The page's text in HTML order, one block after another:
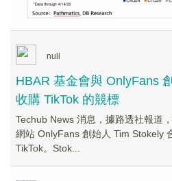
null
HBAR 基金會與 OnlyFans
收購 TikTok 的競標
Techub News 消息，據路透社報道
網站 OnlyFans 創始人 Tim Stokely
TikTok。Stok...